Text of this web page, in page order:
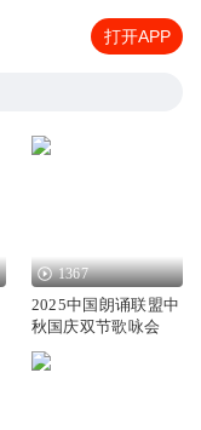
打开APP
1367
2025中国朗诵联盟中
秋国庆双节歌咏会